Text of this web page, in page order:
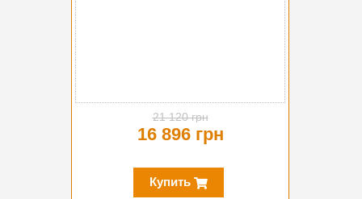
21 120 грн
16 896 грн
Купить